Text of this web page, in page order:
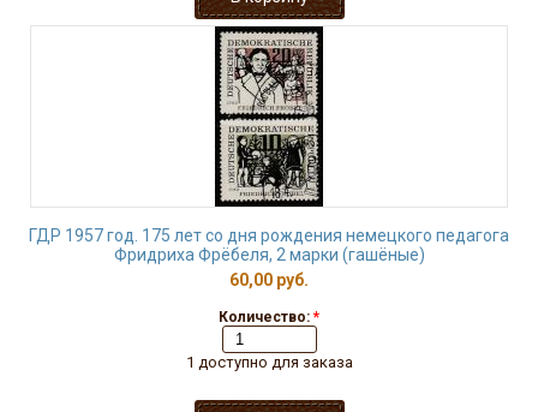
ГДР 1957 год. 175 лет со дня рождения немецкого педагога
Фридриха Фрёбеля, 2 марки (гашёные)
60,00 руб.
Количество: *
1 доступно для заказа